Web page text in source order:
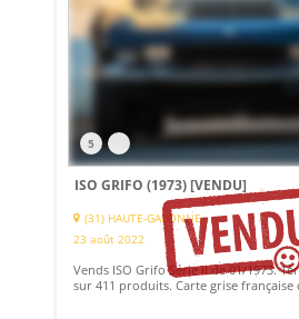
5
ISO GRIFO (1973)[VENDU]
(31) HAUTE-GARONNE
23 août 2022
Vends ISO Grifo Série II de 01/1973.
sur 411 produits. Carte grise française